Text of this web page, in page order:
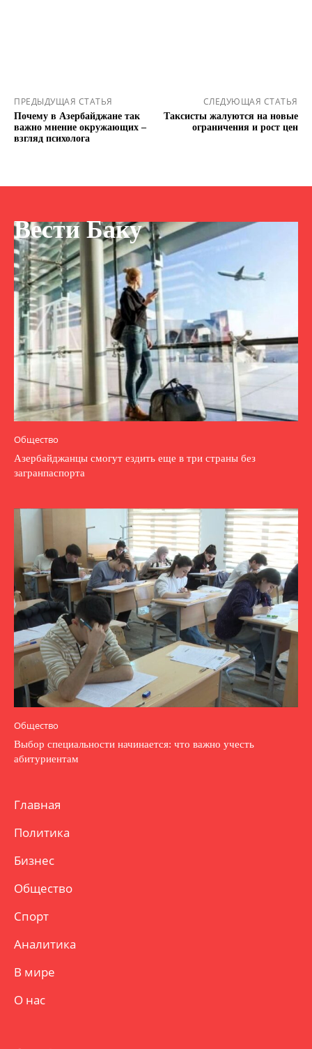
ПРЕДЫДУЩАЯ СТАТЬЯ
Почему в Азербайджане так
важно мнение окружающих –
взгляд психолога
СЛЕДУЮЩАЯ СТАТЬЯ
Таксисты жалуются на новые
ограничения и рост цен
Вести Баку
Общество
Азербайджанцы смогут ездить еще в три страны без
загранпаспорта
Общество
Выбор специальности начинается: что важно учесть
абитуриентам
Главная
Политика
Бизнес
Общество
Спорт
Аналитика
В мире
О нас